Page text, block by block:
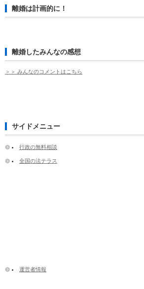
離婚は計画的に！
離婚したみんなの感想
＞＞ みんなのコメントはこちら
サイドメニュー
行政の無料相談
全国の法テラス
運営者情報